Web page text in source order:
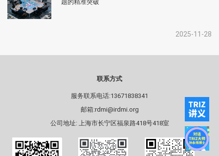
题的精准突破
2025-11-28
联系方式
服务联系电话:13671838341
邮箱:rdmi@irdmi.org
公司地址: 上海市长宁区福泉路418号418室